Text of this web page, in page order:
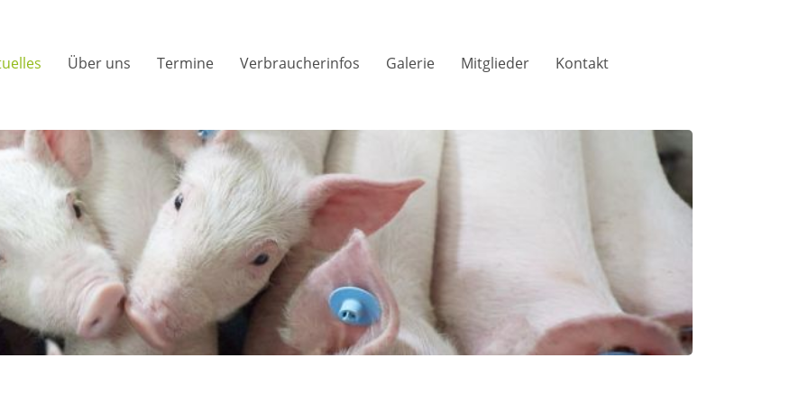
Über uns Termine Verbraucherinfos Galerie Mitglieder Kontakt